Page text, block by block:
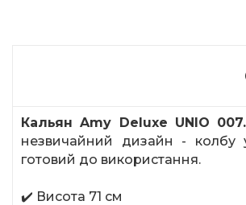
КальянAmy Deluxe UNIO
незвичайний дизайн -
готовий до використання.
✔️ Висота 71 см